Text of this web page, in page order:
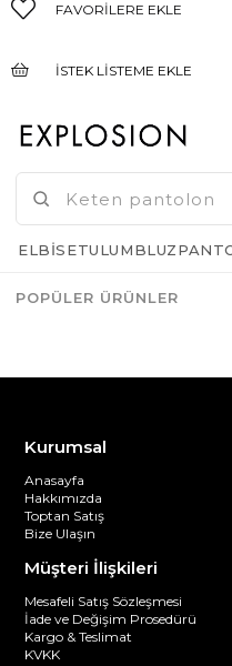
FAVORILERE EKLE
İSTEK LISTEME EKLE
Kurumsal
Anasayfa
Hakkımızda
Toptan Satış
Bize Ulaşın
Müşteri İlişkileri
Mesafeli Satış Sözleşmesi
İade ve Değişim Prosedürü
Kargo & Teslimat
KVKK
ELBISETULUMBLUZ
POPÜLER ÜRÜNLER